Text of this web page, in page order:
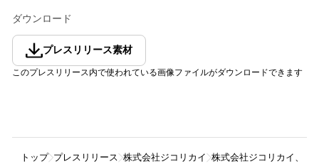
ダウンロード
プレスリリース素材
このプレスリリース内で使われている画像ファイルがダウンロードできます
トップ プレスリリース 株式会社ジコリカイ 株式会社ジコリカイ、代